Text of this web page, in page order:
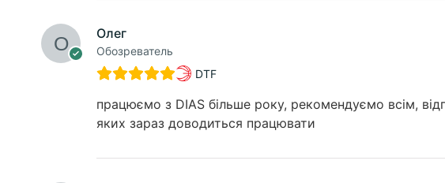
Олег
Обозреватель
DTF
працюємо з DIAS більше року, рекомендуємо всім,
яких зараз доводиться працювати